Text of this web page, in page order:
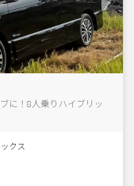
に！8人乗りハイブリッ
クス